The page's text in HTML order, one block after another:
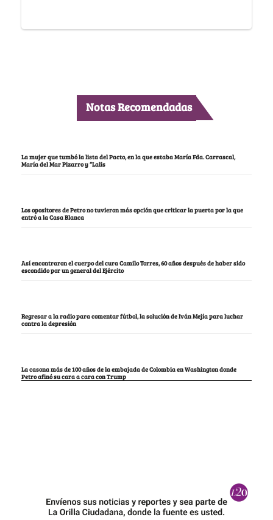
Notas Recomendadas
La mujer que tumbó la lista del Pacto, en la que estaba María Fda. Carrascal,
María del Mar Pizarro y “Lalis
Los opositores de Petro no tuvieron más opción que criticar la puerta por la que
entró a la Casa Blanca
Así encontraron el cuerpo del cura Camilo Torres, 60 años después de haber sido
escondido por un general del Ejército
Regresar a la radio para comentar fútbol, la solución de Iván Mejía para luchar
contra la depresión
La casona más de 100 años de la embajada de Colombia en Washington donde
Petro afinó su cara a cara con Trump